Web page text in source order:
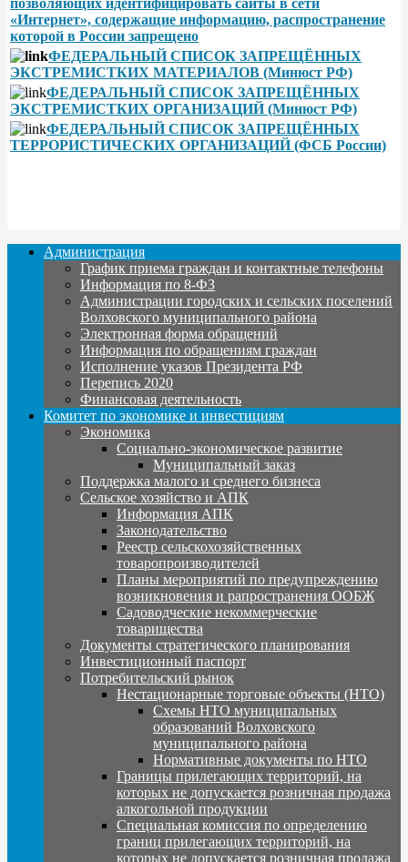
«Интернет», содержащие информацию, распространение
которой в России запрещено
ФЕДЕРАЛЬНЫЙ СПИСОК ЗАПРЕЩЁННЫХ
ЭКСТРЕМИСТКИХ МАТЕРИАЛОВ (Минюст РФ)
ФЕДЕРАЛЬНЫЙ СПИСОК ЗАПРЕЩЁННЫХ
ЭКСТРЕМИСТКИХ ОРГАНИЗАЦИЙ (Минюст РФ)
ФЕДЕРАЛЬНЫЙ СПИСОК ЗАПРЕЩЁННЫХ
ТЕРРОРИСТИЧЕСКИХ ОРГАНИЗАЦИЙ (ФСБ России)
Администрация
График приема граждан и контактные телефоны
Информация по 8-ФЗ
Администрации городских и сельских поселений
Волховского муниципального района
Электронная форма обращений
Информация по обращениям граждан
Исполнение указов Президента РФ
Перепись 2020
Финансовая деятельность
Комитет по экономике и инвестициям
Экономика
Социально-экономическое развитие
Муниципальный заказ
Поддержка малого и среднего бизнеса
Сельское хозяйство и АПК
Информация АПК
Законодательство
Реестр сельскохозяйственных
товаропроизводителей
Планы мероприятий по предупреждению
возникновения и рапространения ООБЖ
Садоводческие некоммерческие
товарищества
Документы стратегического планирования
Инвестиционный паспорт
Потребительский рынок
Нестационарные торговые объекты (НТО)
Схемы НТО муниципальных
образований Волховского
муниципального района
Нормативные документы по НТО
Границы прилегающих территорий, на
которых не допускается розничная продажа
алкогольной продукции
Специальная комиссия по определению
границ прилегающих территорий, на
которых не допускается розничная продажа